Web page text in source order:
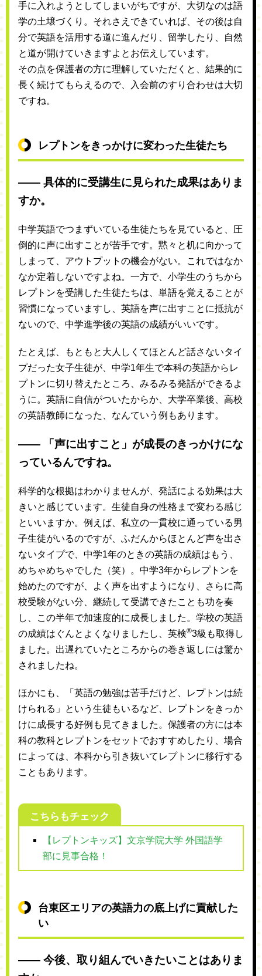
手に入れようとしてしまいがちですが、大切なのは語
学の土壌づくり。それさえできていれば、その後は自
分で英語を活用する道に進んだり、留学したり、自然
と道が開けていきますよとお伝えしています。
その点を保護者の方に理解していただくと、結果的に
長く続けてもらえるので、入会前のすり合わせは大切
ですね。
レプトンをきっかけに変わった生徒たち
―― 具体的に受講生に見られた成果はありま
すか。
中学英語でつまずいている生徒たちを見ていると、圧
倒的に声に出すことが苦手です。黙々と机に向かって
しまって、アウトプットの機会がない。これではなか
なか定着しないですよね。一方で、小学生のうちから
レプトンを受講した生徒たちは、単語を覚えることが
習慣になっていますし、英語を声に出すことに抵抗が
ないので、中学進学後の英語の成績がいいです。
たとえば、もともと大人しくてほとんど話さないタイ
プだった女子生徒が、中学1年生で本科の英語からレ
プトンに切り替えたところ、みるみる発話ができるよ
うに。英語に自信がついたからか、大学卒業後、高校
の英語教師になった、なんていう例もあります。
―― 「声に出すこと」が成長のきっかけにな
っているんですね。
科学的な根拠はわかりませんが、発話による効果は大
きいと感じています。生徒自身の性格まで変わる感じ
といいますか。例えば、私立の一貫校に通っている男
子生徒がいるのですが、ふだんからほとんど声を出さ
ないタイプで、中学1年のときの英語の成績はもう、
めちゃめちゃでした（笑）。中学3年からレプトンを
始めたのですが、よく声を出すようになり、さらに高
校受験がない分、継続して受講できたことも功を奏
し、この半年で加速度的に成長しました。学校の英語
の成績はぐんとよくなりましたし、英検®3級も取得し
ました。出遅れていたところからの巻き返しには驚か
されましたね。
ほかにも、「英語の勉強は苦手だけど、レプトンは続
けられる」という生徒もいるなど、レプトンをきっか
けに成長する好例も見てきました。保護者の方には本
科の教科とレプトンをセットでおすすめしたり、場合
によっては、本科から引き抜いてレプトンに移行する
こともあります。
こちらもチェック
【レプトンキッズ】文京学院大学 外国語学
部に見事合格！
台東区エリアの英語力の底上げに貢献した
い
―― 今後、取り組んでいきたいことはありま